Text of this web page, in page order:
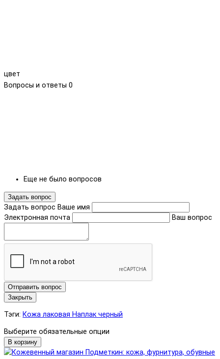
цвет
Вопросы и ответы 0
Еще не было вопросов
Задать вопрос
Задать вопрос Ваше имя
Электронная почта
Ваш вопрос
Отправить вопрос
Закрыть
Тэги: Кожа лаковая Наплак черный
Выберите обязательные опции
В корзину